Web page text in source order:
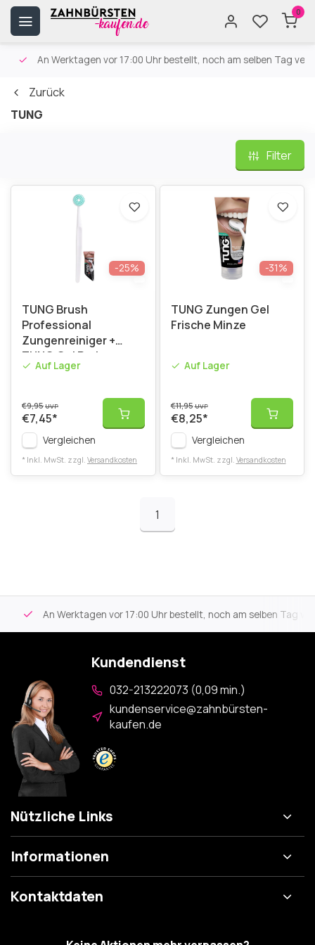
0
An Werktagen vor 17:00 Uhr bestellt, noch am selben Tag
Zurück
TUNG
Filter
-25%
TUNG Brush
Professional
Zungenreiniger +
TUNG Gel Probe
Auf Lager
€9,95UVP
€7,45*
Vergleichen
* Inkl. MwSt. zzgl. Versandkosten
-31%
TUNG Zungen Gel
Frische Minze
Auf Lager
€11,95UVP
€8,25*
Vergleichen
* Inkl. MwSt. zzgl. Versandkosten
1
An Werktagen vor 17:00 Uhr bestellt, noch am selben Tag
Kundendienst
032-213222073 (0,09 min.)
kundenservice@zahnbürsten-
kaufen.de
Nützliche Links
Informationen
Kontaktdaten